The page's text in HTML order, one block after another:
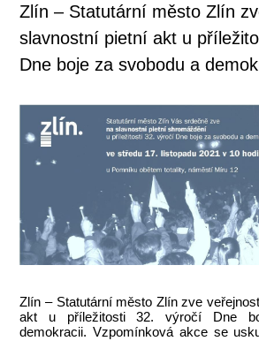
Zlín – Statutární město Zlín
slavnostní pietní akt u
Dne boje za svobodu a
Zlín – Statutární město Zlín zve
akt u příležitosti 32. výročí Dne
demokracii. Vzpomínková akce se